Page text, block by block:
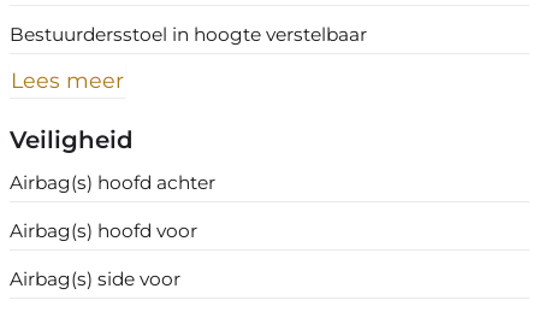
Bestuurdersstoel in hoogte verstelbaar
Lees meer
Veiligheid
Airbag(s) hoofd achter
Airbag(s) hoofd voor
Airbag(s) side voor